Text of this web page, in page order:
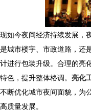
现如今夜间经济持续发展，
是城市楼宇、市政道路，还
计进行包装升级。合理的亮
特色，提升整体格调。 亮化
不断优化城市夜间面貌，为
高质量发展。